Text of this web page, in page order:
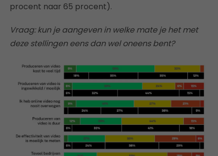
procent naar 65 procent).
Vraag: kun je aangeven in welke mate je het met
deze stellingen eens dan wel oneens bent?